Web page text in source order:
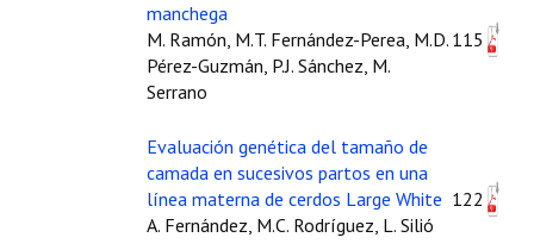
manchega
M. Ramón, M.T. Fernández-Perea, M.D.
Pérez-Guzmán, P.J. Sánchez, M.
Serrano
115
Evaluación genética del tamaño de
camada en sucesivos partos en una
línea materna de cerdos Large White
A. Fernández, M.C. Rodríguez, L. Silió
122